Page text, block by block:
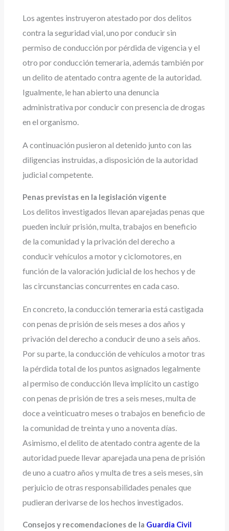
Los agentes instruyeron atestado por dos delitos
contra la seguridad vial, uno por conducir sin
permiso de conducción por pérdida de vigencia y el
otro por conducción temeraria, además también por
un delito de atentado contra agente de la autoridad.
Igualmente, le han abierto una denuncia
administrativa por conducir con presencia de drogas
en el organismo.
A continuación pusieron al detenido junto con las
diligencias instruidas, a disposición de la autoridad
judicial competente.
Penas previstas en la legislación vigente
Los delitos investigados llevan aparejadas penas que
pueden incluir prisión, multa, trabajos en beneficio
de la comunidad y la privación del derecho a
conducir vehículos a motor y ciclomotores, en
función de la valoración judicial de los hechos y de
las circunstancias concurrentes en cada caso.
En concreto, la conducción temeraria está castigada
con penas de prisión de seis meses a dos años y
privación del derecho a conducir de uno a seis años.
Por su parte, la conducción de vehículos a motor tras
la pérdida total de los puntos asignados legalmente
al permiso de conducción lleva implícito un castigo
con penas de prisión de tres a seis meses, multa de
doce a veinticuatro meses o trabajos en beneficio de
la comunidad de treinta y uno a noventa días.
Asimismo, el delito de atentado contra agente de la
autoridad puede llevar aparejada una pena de prisión
de uno a cuatro años y multa de tres a seis meses, sin
perjuicio de otras responsabilidades penales que
pudieran derivarse de los hechos investigados.
Consejos y recomendaciones de la Guardia Civil